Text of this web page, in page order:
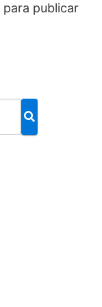
para publicar